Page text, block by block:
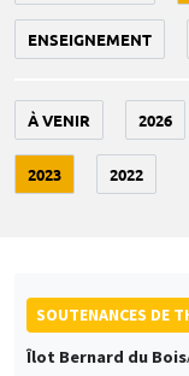
ENSEIGNEMENT
À VENIR 2026
2023 2022
SOUTENANCES DE
Îlot Bernard du Bois